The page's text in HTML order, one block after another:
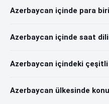
Azerbaycan içinde para
Azerbaycan içinde saat
Azerbaycan içindeki çeşitli
Azerbaycan ülkesinde